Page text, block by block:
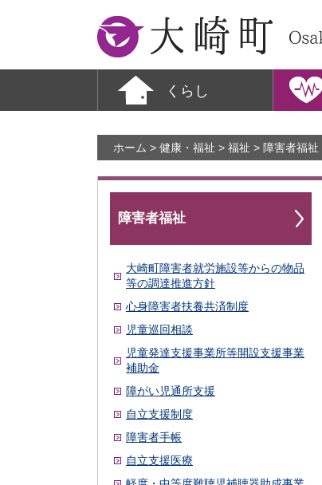
大崎町
くらし
ホーム > 健康・福祉 > 福祉 > 障害者福祉
障害者福祉
大崎町障害者就労施設等からの物品
等の調達推進方針
心身障害者扶養共済制度
児童巡回相談
児童発達支援事業所等開設支援事業
補助金
障がい児通所支援
自立支援制度
障害者手帳
自立支援医療